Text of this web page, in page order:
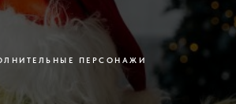
ПЕРСОНАЖИ